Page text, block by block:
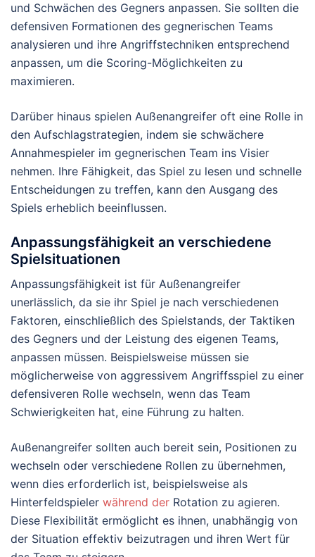
und Schwächen des Gegners anpassen. Sie sollten die
defensiven Formationen des gegnerischen Teams
analysieren und ihre Angriffstechniken entsprechend
anpassen, um die Scoring-Möglichkeiten zu
maximieren.
Darüber hinaus spielen Außenangreifer oft eine Rolle in
den Aufschlagstrategien, indem sie schwächere
Annahmespieler im gegnerischen Team ins Visier
nehmen. Ihre Fähigkeit, das Spiel zu lesen und schnelle
Entscheidungen zu treffen, kann den Ausgang des
Spiels erheblich beeinflussen.
Anpassungsfähigkeit an verschiedene
Spielsituationen
Anpassungsfähigkeit ist für Außenangreifer
unerlässlich, da sie ihr Spiel je nach verschiedenen
Faktoren, einschließlich des Spielstands, der Taktiken
des Gegners und der Leistung des eigenen Teams,
anpassen müssen. Beispielsweise müssen sie
möglicherweise von aggressivem Angriffsspiel zu einer
defensiveren Rolle wechseln, wenn das Team
Schwierigkeiten hat, eine Führung zu halten.
Außenangreifer sollten auch bereit sein, Positionen zu
wechseln oder verschiedene Rollen zu übernehmen,
wenn dies erforderlich ist, beispielsweise als
Hinterfeldspieler während der Rotation zu agieren.
Diese Flexibilität ermöglicht es ihnen, unabhängig von
der Situation effektiv beizutragen und ihren Wert für